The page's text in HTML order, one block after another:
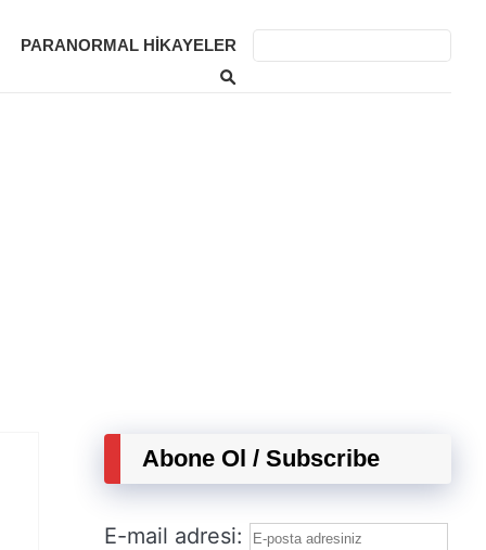
PARANORMAL HIKAYELER
Abone Ol / Subscribe
E-mail adresi: